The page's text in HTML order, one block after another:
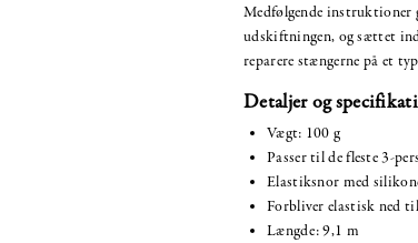
Medfølgende instruktioner
udskiftningen, og sættet
reparere stængerne på et
Detaljer og
Vægt: 100 g
Passer til de fleste 3-
Elastiksnor med
Forbliver elastisk ned
Længde: 9,1 m